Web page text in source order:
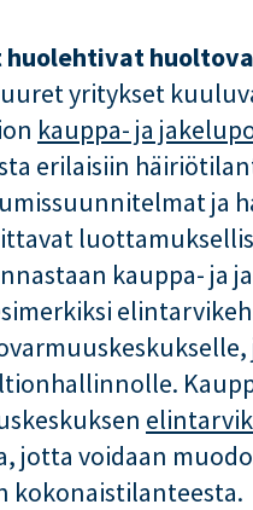
huolehtivat
yritykset
kauppa- ja
erilaisiin
ja
kauppa- ja
jotta voidaan
kokonaistilanteesta.